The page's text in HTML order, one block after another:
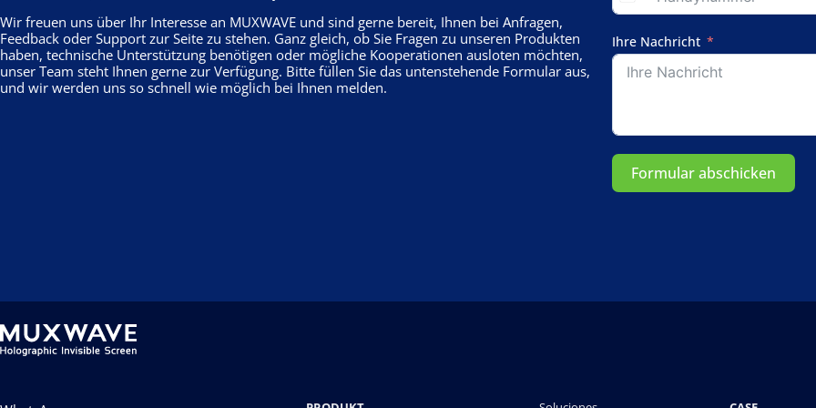
Wir freuen uns über Ihr Interesse an MUXWAVE und sind gerne bereit, Ihnen bei Anfragen,
Feedback oder Support zur Seite zu stehen. Ganz gleich, ob Sie Fragen zu unseren Produkten
haben, technische Unterstützung benötigen oder mögliche Kooperationen ausloten möchten,
unser Team steht Ihnen gerne zur Verfügung. Bitte füllen Sie das untenstehende Formular aus,
und wir werden uns so schnell wie möglich bei Ihnen melden.
Ihre Nachricht
Formular abschicken